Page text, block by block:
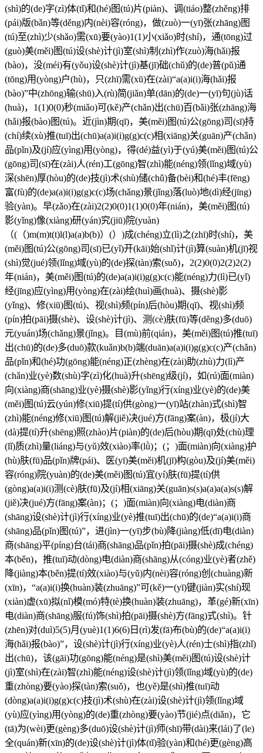
(shì)的(de)字(zì)体(tǐ)和(hé)图(tú)片(piàn)、调(tiáo)整(zhěng)排
(pái)版(bǎn)等(děng)内(nèi)容(róng)，做(zuò)一(yī)张(zhāng)图
(tú)至(zhì)少(shǎo)需(xū)要(yào)1(1)小(xiǎo)时(shí)，通(tōng)过
(guò)美(měi)图(tú)设(shè)计(jì)室(shì)制(zhì)作(zuò)海(hǎi)报
(bào)，没(méi)有(yǒu)设(shè)计(jì)基(jī)础(chǔ)的(de)普(pǔ)通
(tōng)用(yòng)户(hù)，只(zhī)需(xū)在(zài)“a(a)i(i)海(hǎi)报
(bào)”中(zhōng)输(shū)入(rù)简(jiǎn)单(dān)的(de)一(yī)句(jù)话
(huà)，1(1)0(0)秒(miǎo)可(kě)产(chǎn)出(chū)百(bǎi)张(zhāng)海
(hǎi)报(bào)图(tú)。近(jìn)期(qī)，美(měi)图(tú)公(gōng)司(sī)持
(chí)续(xù)推(tuī)出(chū)a(a)i(i)g(g)c(c)相(xiāng)关(guān)产(chǎn)
品(pǐn)及(jí)应(yìng)用(yòng)，得(dé)益(yì)于(yú)美(měi)图(tú)公
(gōng)司(sī)在(zài)人(rén)工(gōng)智(zhì)能(néng)领(lǐng)域(yù)
深(shēn)厚(hòu)的(de)技(jì)术(shù)储(chǔ)备(bèi)和(hé)丰(fēng)
富(fù)的(de)a(a)i(i)g(g)c(c)场(chǎng)景(jǐng)落(luò)地(dì)经(jīng)
验(yàn)。早(zǎo)在(zài)2(2)0(0)1(1)0(0)年(nián)，美(měi)图(tú)
影(yǐng)像(xiàng)研(yán)究(jiū)院(yuàn)
（(（)m(m)t(t)l(l)a(a)b(b)）(）)成(chéng)立(lì)之(zhī)时(shí)，美
(měi)图(tú)公(gōng)司(sī)已(yǐ)开(kāi)始(shǐ)计(jì)算(suàn)机(jī)视
(shì)觉(jué)领(lǐng)域(yù)的(de)探(tàn)索(suǒ)，2(2)0(0)2(2)2(2)
年(nián)，美(měi)图(tú)的(de)a(a)i(i)g(g)c(c)能(néng)力(lì)已(yǐ)
经(jīng)应(yìng)用(yòng)在(zài)绘(huì)画(huà)、摄(shè)影
(yǐng)、修(xiū)图(tú)、视(shì)频(pín)后(hòu)期(qī)、视(shì)频
(pín)拍(pāi)摄(shè)、设(shè)计(jì)、测(cè)肤(fū)等(děng)多(duō)
元(yuán)场(chǎng)景(jǐng)。目(mù)前(qián)，美(měi)图(tú)推(tuī)
出(chū)的(de)多(duō)款(kuǎn)b(b)端(duān)a(a)i(i)g(g)c(c)产(chǎn)
品(pǐn)和(hé)功(gōng)能(néng)正(zhèng)在(zài)助(zhù)力(lì)产
(chǎn)业(yè)数(shù)字(zì)化(huà)升(shēng)级(jí)，如(rú)面(miàn)
向(xiàng)商(shāng)业(yè)摄(shè)影(yǐng)行(xíng)业(yè)的(de)美
(měi)图(tú)云(yún)修(xiū)提(tí)供(gòng)一(yī)站(zhàn)式(shì)智
(zhì)能(néng)修(xiū)图(tú)解(jiě)决(jué)方(fāng)案(àn)，极(jí)大
(dà)提(tí)升(shēng)照(zhào)片(piàn)的(de)后(hòu)期(qī)处(chù)理
(lǐ)质(zhì)量(liáng)与(yǔ)效(xiào)率(lǜ)；(；)面(miàn)向(xiàng)护
(hù)肤(fū)品(pǐn)牌(pái)、医(yī)美(měi)机(jī)构(gòu)及(jí)美(měi)
容(róng)院(yuàn)的(de)美(měi)图(tú)宜(yí)肤(fū)提(tí)供
(gòng)a(a)i(i)测(cè)肤(fū)及(jí)相(xiāng)关(guān)s(s)a(a)a(a)s(s)解
(jiě)决(jué)方(fāng)案(àn)；(；)面(miàn)向(xiàng)电(diàn)商
(shāng)设(shè)计(jì)行(xíng)业(yè)推(tuī)出(chū)的(de)“a(a)i(i)商
(shāng)品(pǐn)图(tú)”，进(jìn)一(yī)步(bù)降(jiàng)低(dī)电(diàn)
商(shāng)平(píng)台(tái)商(shāng)品(pǐn)拍(pāi)摄(shè)成(chéng)
本(běn)，推(tuī)动(dòng)电(diàn)商(shāng)从(cóng)业(yè)者(zhě)
降(jiàng)本(běn)提(tí)效(xiào)与(yǔ)内(nèi)容(róng)创(chuàng)新
(xīn)，“a(a)i(i)换(huàn)装(zhuāng)”可(kě)一(yī)键(jiàn)实(shí)现
(xiàn)虚(xū)拟(nǐ)模(mó)特(tè)换(huàn)装(zhuāng)，革(gé)新(xīn)
电(diàn)商(shāng)服(fú)饰(shì)拍(pāi)摄(shè)方(fāng)式(shì)。针
(zhēn)对(duì)5(5)月(yuè)1(1)6(6)日(rì)发(fā)布(bù)的(de)“a(a)i(i)
海(hǎi)报(bào)”，设(shè)计(jì)行(xíng)业(yè)人(rén)士(shì)指(zhǐ)
出(chū)，该(gāi)功(gōng)能(néng)是(shì)美(měi)图(tú)设(shè)计
(jì)室(shì)在(zài)智(zhì)能(néng)设(shè)计(jì)领(lǐng)域(yù)的(de)
重(zhòng)要(yào)探(tàn)索(suǒ)，也(yě)是(shì)推(tuī)动
(dòng)a(a)i(i)g(g)c(c)技(jì)术(shù)在(zài)设(shè)计(jì)领(lǐng)域
(yù)应(yìng)用(yòng)的(de)重(zhòng)要(yào)节(jié)点(diǎn)，它
(tā)为(wèi)更(gèng)多(duō)设(shè)计(jì)师(shī)带(dài)来(lái)了(le)
全(quán)新(xīn)的(de)设(shè)计(jì)体(tǐ)验(yàn)和(hé)更(gèng)高